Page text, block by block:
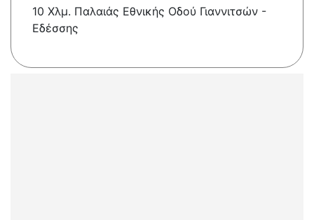
10 Χλμ. Παλαιάς Εθνικής Οδού Γιαννιτσών -
Εδέσσης